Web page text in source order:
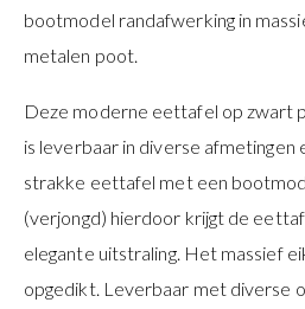
bootmodel randafwerking in
metalen poot.
Deze moderne eettafel op zwart
is leverbaar in diverse afmetingen
strakke eettafel met een
(verjongd) hierdoor krijgt de
elegante uitstraling. Het massief
opgedikt. Leverbaar met diverse